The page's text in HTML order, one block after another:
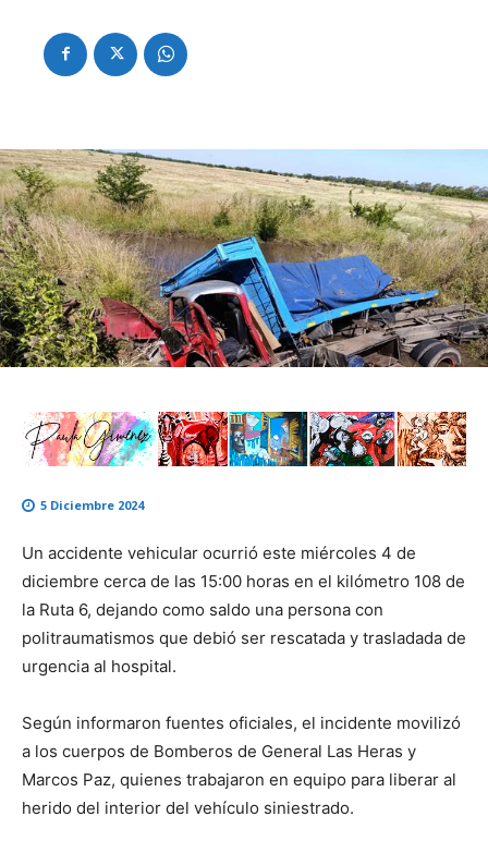
5 Diciembre 2024
Un accidente vehicular ocurrió este miércoles 4 de
diciembre cerca de las 15:00 horas en el kilómetro 108 de
la Ruta 6, dejando como saldo una persona con
politraumatismos que debió ser rescatada y trasladada de
urgencia al hospital.
Según informaron fuentes oficiales, el incidente movilizó
a los cuerpos de Bomberos de General Las Heras y
Marcos Paz, quienes trabajaron en equipo para liberar al
herido del interior del vehículo siniestrado.